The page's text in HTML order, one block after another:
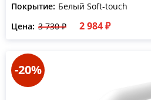
Покрытие: Белый Soft-touch
Цена: 3 730 ₽ 2 984 ₽
-20%